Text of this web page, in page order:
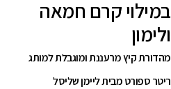
במילוי קרם חמאה
ולימון
מהדורת קיץ מרעננת ומוגבלת למותג
ריטר ספורט מבית ליימן שליסל